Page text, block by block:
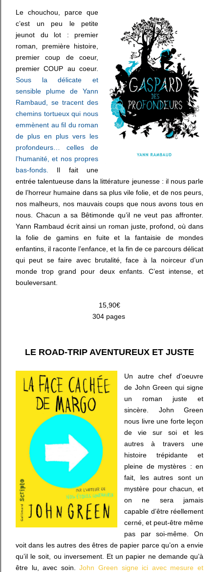
Le chouchou, parce que
c’est un peu le petite
jeunot du lot : premier
roman, première histoire,
premier coup de coeur,
premier COUP au coeur.
Sous la délicate et
sensible plume de Yann
Rambaud, se tracent des
chemins tortueux qui nous
emmènent au fil du roman
de plus en plus vers les
profondeurs… celles de
l’humanité, et nos propres
bas-fonds.
Il fait une
entrée talentueuse dans la littérature jeunesse : il nous parle
de l’horreur humaine dans sa plus vile folie, et de nos peurs,
nos malheurs, nos mauvais coups que nous avons tous en
nous. Chacun a sa Bêtimonde qu’il ne veut pas affronter.
Yann Rambaud écrit ainsi un roman juste, profond, où dans
la folie de gamins en fuite et la fantaisie de mondes
enfantins, il raconte l’enfance, et la fin de ce parcours délicat
qui peut se faire avec brutalité, face à la noirceur d’un
monde trop grand pour deux enfants. C’est intense, et
bouleversant.
15,90€
304 pages
LE ROAD-TRIP AVENTUREUX ET JUSTE
Un autre chef d'oeuvre
de John Green qui signe
un roman juste et
sincère. John Green
nous livre une forte leçon
de vie sur soi et les
autres à travers une
histoire trépidante et
pleine de mystères : en
fait, les autres sont un
mystère pour chacun, et
on ne sera jamais
capable d’être réellement
cerné, et peut-être même
pas par soi-même. On
voit dans les autres des êtres de papier parce qu’on a envie
qu’il le soit, ou inversement. Et un papier ne demande qu’à
être lu, avec soin.John Green signe ici avec mesure et